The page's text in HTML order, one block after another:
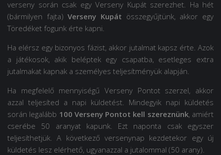
verseny során csak egy Verseny Kupát szerezhet. Ha hét
(bármilyen fajta)Verseny Kupát összegyűjtünk, akkor egy
Töredéket fogunk érte kapni.
Ha elérsz egy bizonyos fázist, akkor jutalmat kapsz érte. Azok
a játékosok, akik beléptek egy csapatba, esetleges extra
jutalmakat kapnak a személyes teljesítményük alapján.
Ha megfelelő mennyiségű Verseny Pontot szerzel, akkor
azzal teljesíted a napi küldetést. Mindegyik napi küldetés
során legalább 100 Verseny Pontot kell szereznünk, amiért
cserébe 50 aranyat kapunk. Ezt naponta csak egyszer
teljesíthetjük. A következő versenynap kezdetekor egy új
küldetés lesz elérhető, ugyanazzal a jutalommal (50 arany).